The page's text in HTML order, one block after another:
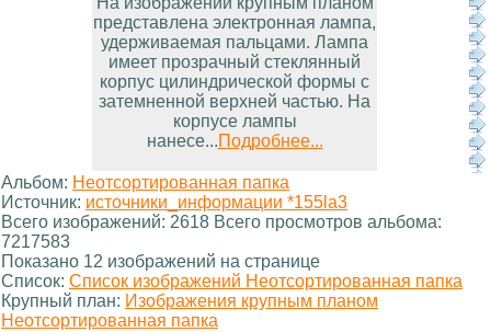
представлена электронная лампа,
удерживаемая пальцами. Лампа
имеет прозрачный стеклянный
корпус цилиндрической формы с
затемненной верхней частью. На
корпусе лампы
нанесе...Подробнее...
Альбом: Неотсортированная папка
Источник: источники_информации *155la3
Всего изображений: 2618 Всего просмотров альбома:
7217583
Показано 12 изображений на странице
Список: Список изображений Неотсортированная папка
Крупный план: Изображения крупным планом
Неотсортированная папка